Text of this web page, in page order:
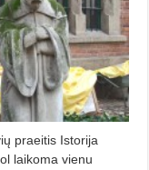
praeitis Istorija
laikoma vienu